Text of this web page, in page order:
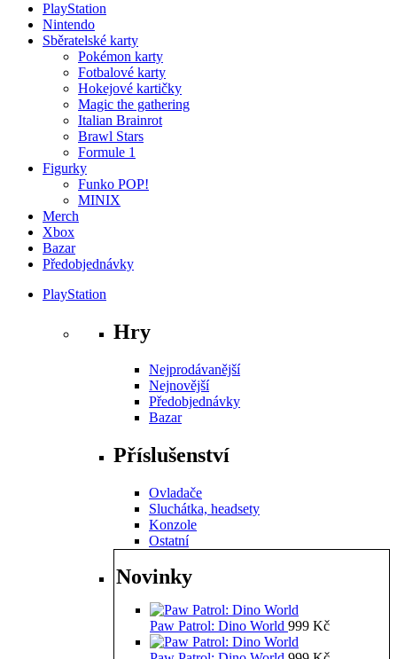
PlayStation
Nintendo
Sběratelské karty
Pokémon karty
Fotbalové karty
Hokejové kartičky
Magic the gathering
Italian Brainrot
Brawl Stars
Formule 1
Figurky
Funko POP!
MINIX
Merch
Xbox
Bazar
Předobjednávky
PlayStation
Hry
Nejprodávanější
Nejnovější
Předobjednávky
Bazar
Příslušenství
Ovladače
Sluchátka, headsety
Konzole
Ostatní
Novinky
Paw Patrol: Dino World 999 Kč